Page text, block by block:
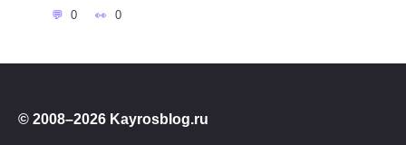
0 0
© 2008–2026 Kayrosblog.ru